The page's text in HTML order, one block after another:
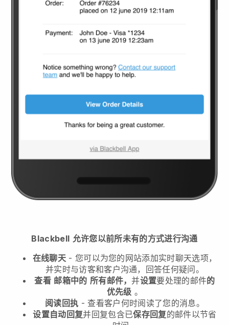
Blackbell 允许您以前所未有的方式进行沟通
在线聊天- 您可以为您的网站添加实时聊天选项，
并实时与访客和客户沟通，回答任何疑问。
查看 邮箱中的 所有邮件，并设置要处理的邮件的
优先级 。
阅读回执 - 查看客户何时阅读了您的消息。
设置自动回复并回复包含已保存回复的邮件以节省